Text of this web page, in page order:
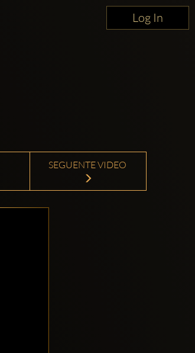
Log In
SEGUENTE VIDEO